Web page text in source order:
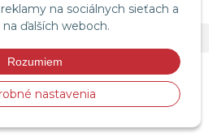
na sociálnych sieťach a
ďalších weboch.
Rozumiem
nastavenia